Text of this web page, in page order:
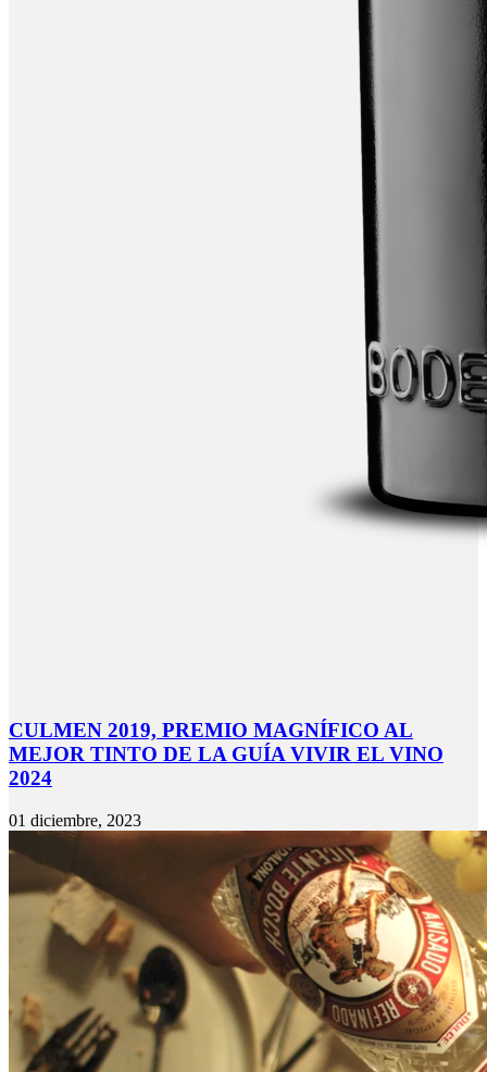
CULMEN 2019, PREMIO MAGNÍFICO AL
MEJOR TINTO DE LA GUÍA VIVIR EL VINO
2024
01 diciembre, 2023